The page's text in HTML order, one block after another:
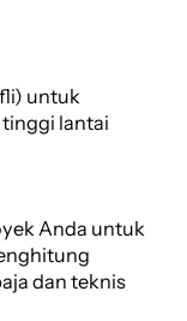
untuk
lantai
Anda untuk
dan teknis